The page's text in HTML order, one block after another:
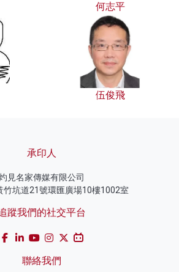
何志平
伍俊飛
承印人
見名家傳媒有限公司
竹坑道21號環匯廣場10樓1002室
蹤我們的社交平台
聯絡我們